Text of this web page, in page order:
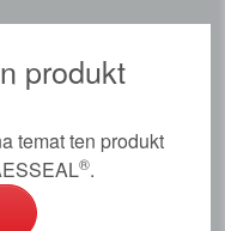
produkt
temat ten produkt
®.